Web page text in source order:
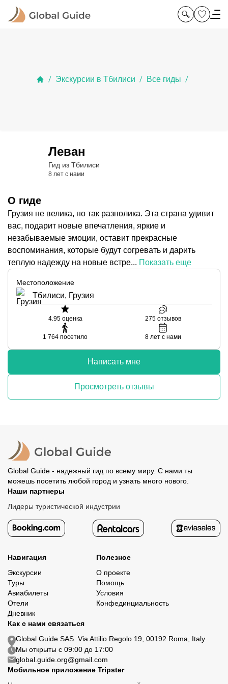
/ Экскурсии в Тбилиси / Все гиды /
Леван
Гид из Тбилиси
8 лет с нами
О гиде
Грузия не велика, но так разнолика. Эта страна удивит
вас, подарит новые впечатления, яркие и
незабываемые эмоции, оставит прекрасные
воспоминания, которые будут согревать и дарить
теплую надежду на новые встре... Показать еще
Местоположение
Тбилиси, Грузия
4.95оценка 275 отзывов
1 764 посетило 8 лет с нами
Написать мне
Просмотреть отзывы
Global Guide - надежный гид по всему миру. С нами ты
можешь посетить любой город и узнать много нового.
Наши партнеры
Лидеры туристической индустрии
Навигация
Экскурсии
Туры
Авиабилеты
Отели
Дневник
Полезное
О проекте
Помощь
Условия
Конфединциальность
Как с нами связаться
Global Guide SAS. Via Attilio Regolo 19, 00192 Roma, Italy
Мы открыты с 09:00 до 17:00
global.guide.org@gmail.com
Мобильное приложение Tripster